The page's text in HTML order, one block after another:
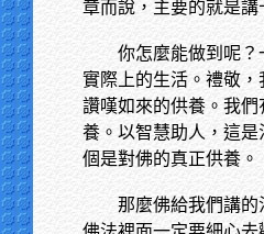
章而說，主要的就是
你怎麼能做到呢
實際上的生活。禮敬
讚嘆如來的供養。我
養。以智慧助人，這
個是對佛的真正供養。
那麼佛給我們講